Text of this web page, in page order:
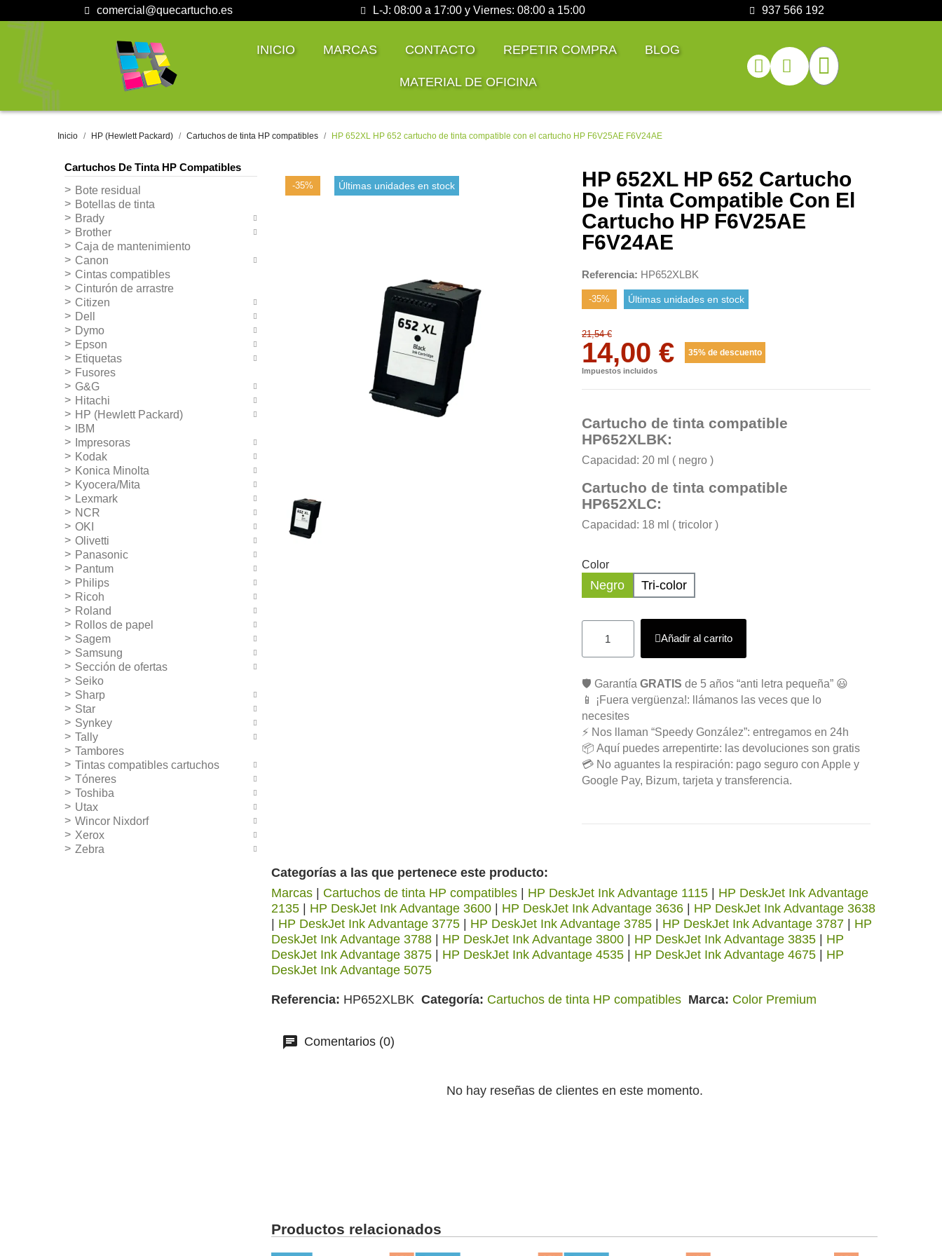
comercial@quecartucho.es L-J: 08:00 a 17:00 y Viernes: 08:00 a 15:00 937 566 192
INICIO MARCAS CONTACTO REPETIR COMPRA BLOG
MATERIAL DE OFICINA
Inicio HP (Hewlett Packard) Cartuchos de tinta HP compatibles HP 652XL HP 652 cartucho de tinta compatible con el cartucho HP F6V25AE F6V24AE
Cartuchos De Tinta HP Compatibles
Bote residual
Botellas de tinta
Brady
Brother
Caja de mantenimiento
Canon
Cintas compatibles
Cinturón de arrastre
Citizen
Dell
Dymo
Epson
Etiquetas
Fusores
G&G
Hitachi
HP (Hewlett Packard)
IBM
Impresoras
Kodak
Konica Minolta
Kyocera/Mita
Lexmark
NCR
OKI
Olivetti
Panasonic
Pantum
Philips
Ricoh
Roland
Rollos de papel
Sagem
Samsung
Sección de ofertas
Seiko
Sharp
Star
Synkey
Tally
Tambores
Tintas compatibles cartuchos
Tóneres
Toshiba
Utax
Wincor Nixdorf
Xerox
Zebra
-35% Últimas unidades en stock
HP 652XL HP 652 Cartucho
De Tinta Compatible Con El
Cartucho HP F6V25AE
F6V24AE
Referencia HP652XLBK
-35% Últimas unidades en stock
21,54 €
14,00 € 35% de descuento
Impuestos incluidos
Cartucho de tinta compatible
HP652XLBK:
Capacidad: 20 ml ( negro )
Cartucho de tinta compatible
HP652XLC:
Capacidad: 18 ml ( tricolor )
Color
Negro Tri-color
Añadir al carrito
🛡️ Garantía GRATIS de 5 años “anti letra pequeña” 😃
📱 ¡Fuera vergüenza!: llámanos las veces que lo
necesites
⚡ Nos llaman “Speedy González”: entregamos en 24h
📦 Aquí puedes arrepentirte: las devoluciones son gratis
💳 No aguantes la respiración: pago seguro con Apple y
Google Pay, Bizum, tarjeta y transferencia.
Categorías a las que pertenece este producto:
Marcas
Cartuchos de tinta HP compatibles HP DeskJet Ink Advantage 1115
HP DeskJet Ink Advantage
2135
HP DeskJet Ink Advantage 3600 HP DeskJet Ink Advantage 3636
HP DeskJet Ink Advantage 3638
HP DeskJet Ink Advantage 3775 HP DeskJet Ink Advantage 3785 HP DeskJet Ink Advantage 3787
HP
DeskJet Ink Advantage 3788
HP DeskJet Ink Advantage 3800 HP DeskJet Ink Advantage 3835
HP
DeskJet Ink Advantage 3875
HP DeskJet Ink Advantage 4535 HP DeskJet Ink Advantage 4675
HP
DeskJet Ink Advantage 5075
Referencia HP652XLBK Categoría Cartuchos de tinta HP compatibles Marca Color Premium
Comentarios (0)
No hay reseñas de clientes en este momento.
Productos relacionados